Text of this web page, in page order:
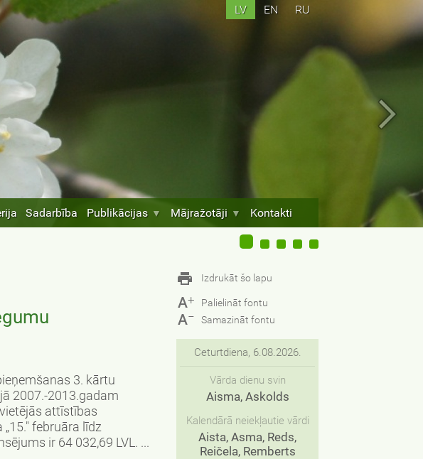
LV EN RU
Sadarbība Publikācijas Mājražotāji Kontakti
Izdrukāt šo lapu
A+ Palielināt fontu
A− Samazināt fontu
Ceturtdiena, 6.08.2026.
Vārda dienu svin
Aisma, Askolds
Kalendārā neiekļautie vārdi
Aista, Asma, Reds,
Reičela, Remberts
3. kārtu
2007.-2013.gadam
attīstības
februāra līdz
ir 64 032,69 LVL. ...